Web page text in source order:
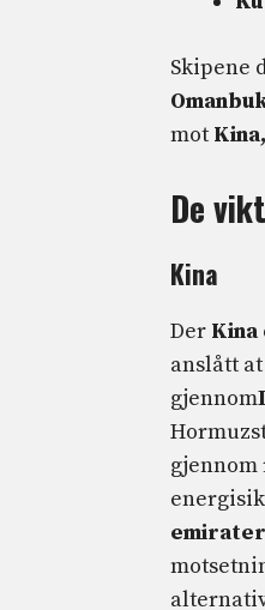
Skipene
mot
De
Kina
Der Kina
anslått
gjennom
gjennom
emirater